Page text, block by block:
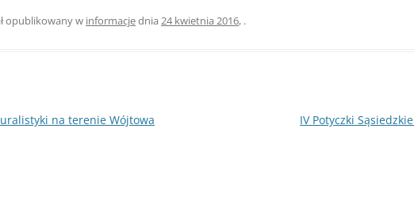
opublikowany w informacjednia 24 kwietnia 2016, .
na terenie Wójtowa IV Potyczki Sąsiedzkie